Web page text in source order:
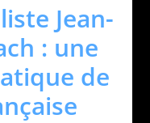
Jean-
: une
de